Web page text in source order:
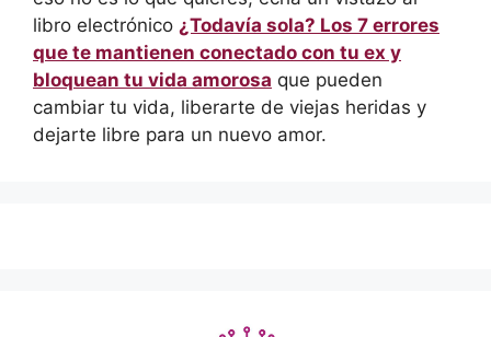
libro electrónico ¿Todavía sola? Los 7 errores
que te mantienen conectado con tu ex y
bloquean tu vida amorosa que pueden
cambiar tu vida, liberarte de viejas heridas y
dejarte libre para un nuevo amor.